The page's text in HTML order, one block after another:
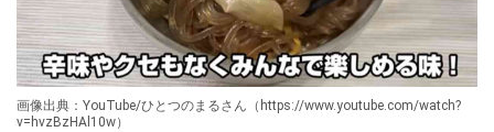
画像出典：YouTube/ひとつのまるさん（https://www.youtube.com/watch?
v=hvzBzHAl10w）